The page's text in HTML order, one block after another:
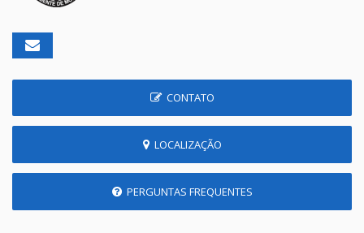
CONTATO
LOCALIZAÇÃO
PERGUNTAS FREQUENTES